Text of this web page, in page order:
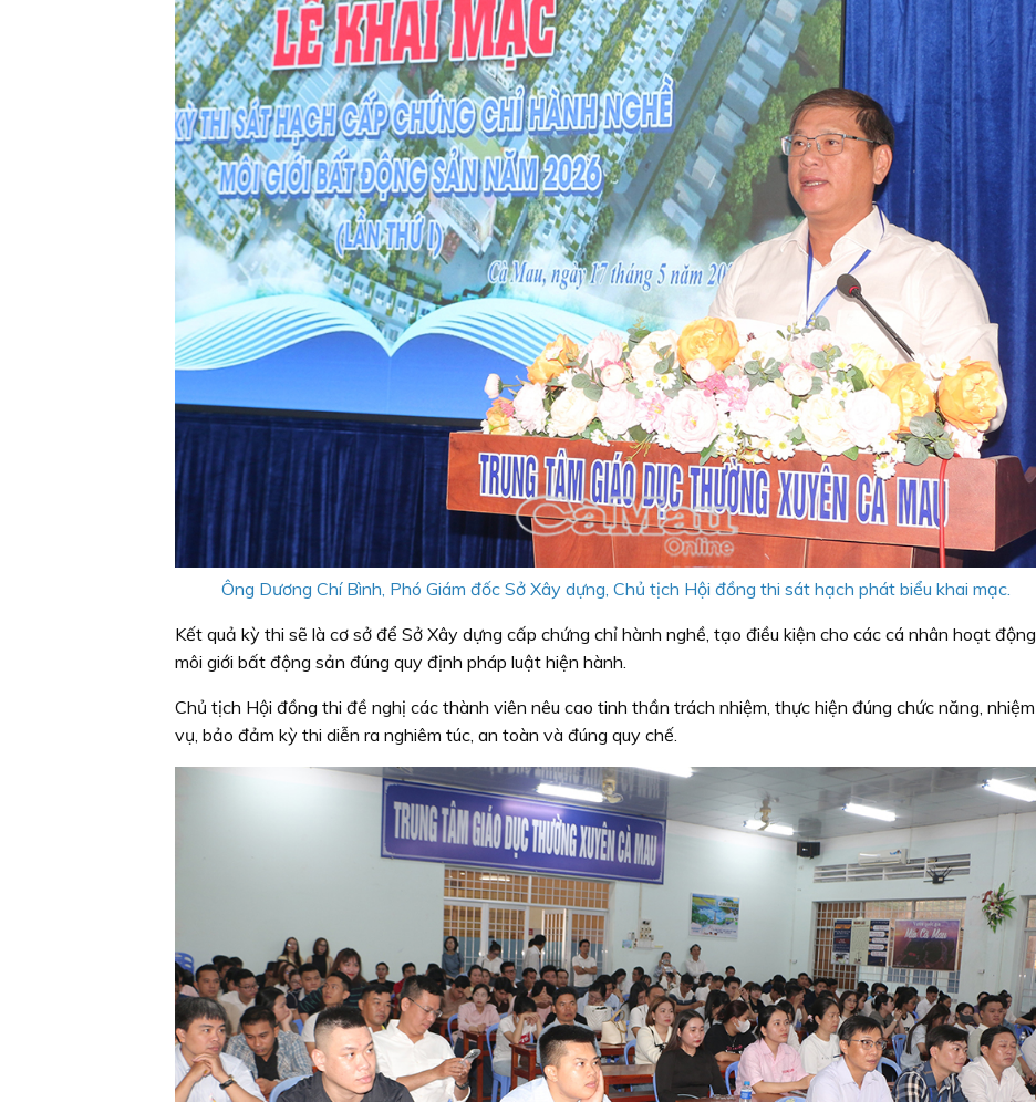
Ông Dương Chí Bình, Phó Giám đốc Sở Xây dựng, Chủ tịch Hội đồng thi sát hạch phát biểu khai mạc.
Kết quả kỳ thi sẽ là cơ sở để Sở Xây dựng cấp chứng chỉ hành nghề, tạo điều kiện cho các cá nhân hoạt động
môi giới bất động sản đúng quy định pháp luật hiện hành.
Chủ tịch Hội đồng thi đề nghị các thành viên nêu cao tinh thần trách nhiệm, thực hiện đúng chức năng, nhiệm
vụ, bảo đảm kỳ thi diễn ra nghiêm túc, an toàn và đúng quy chế.